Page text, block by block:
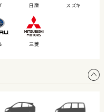
日産 スズキ
三菱